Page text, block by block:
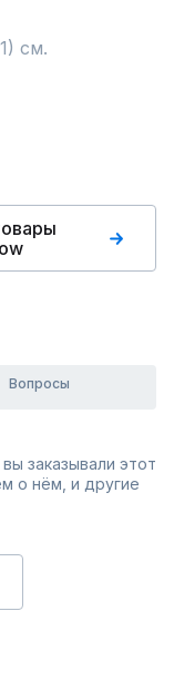
см.
Вопросы
заказывали этот
о нём, и другие